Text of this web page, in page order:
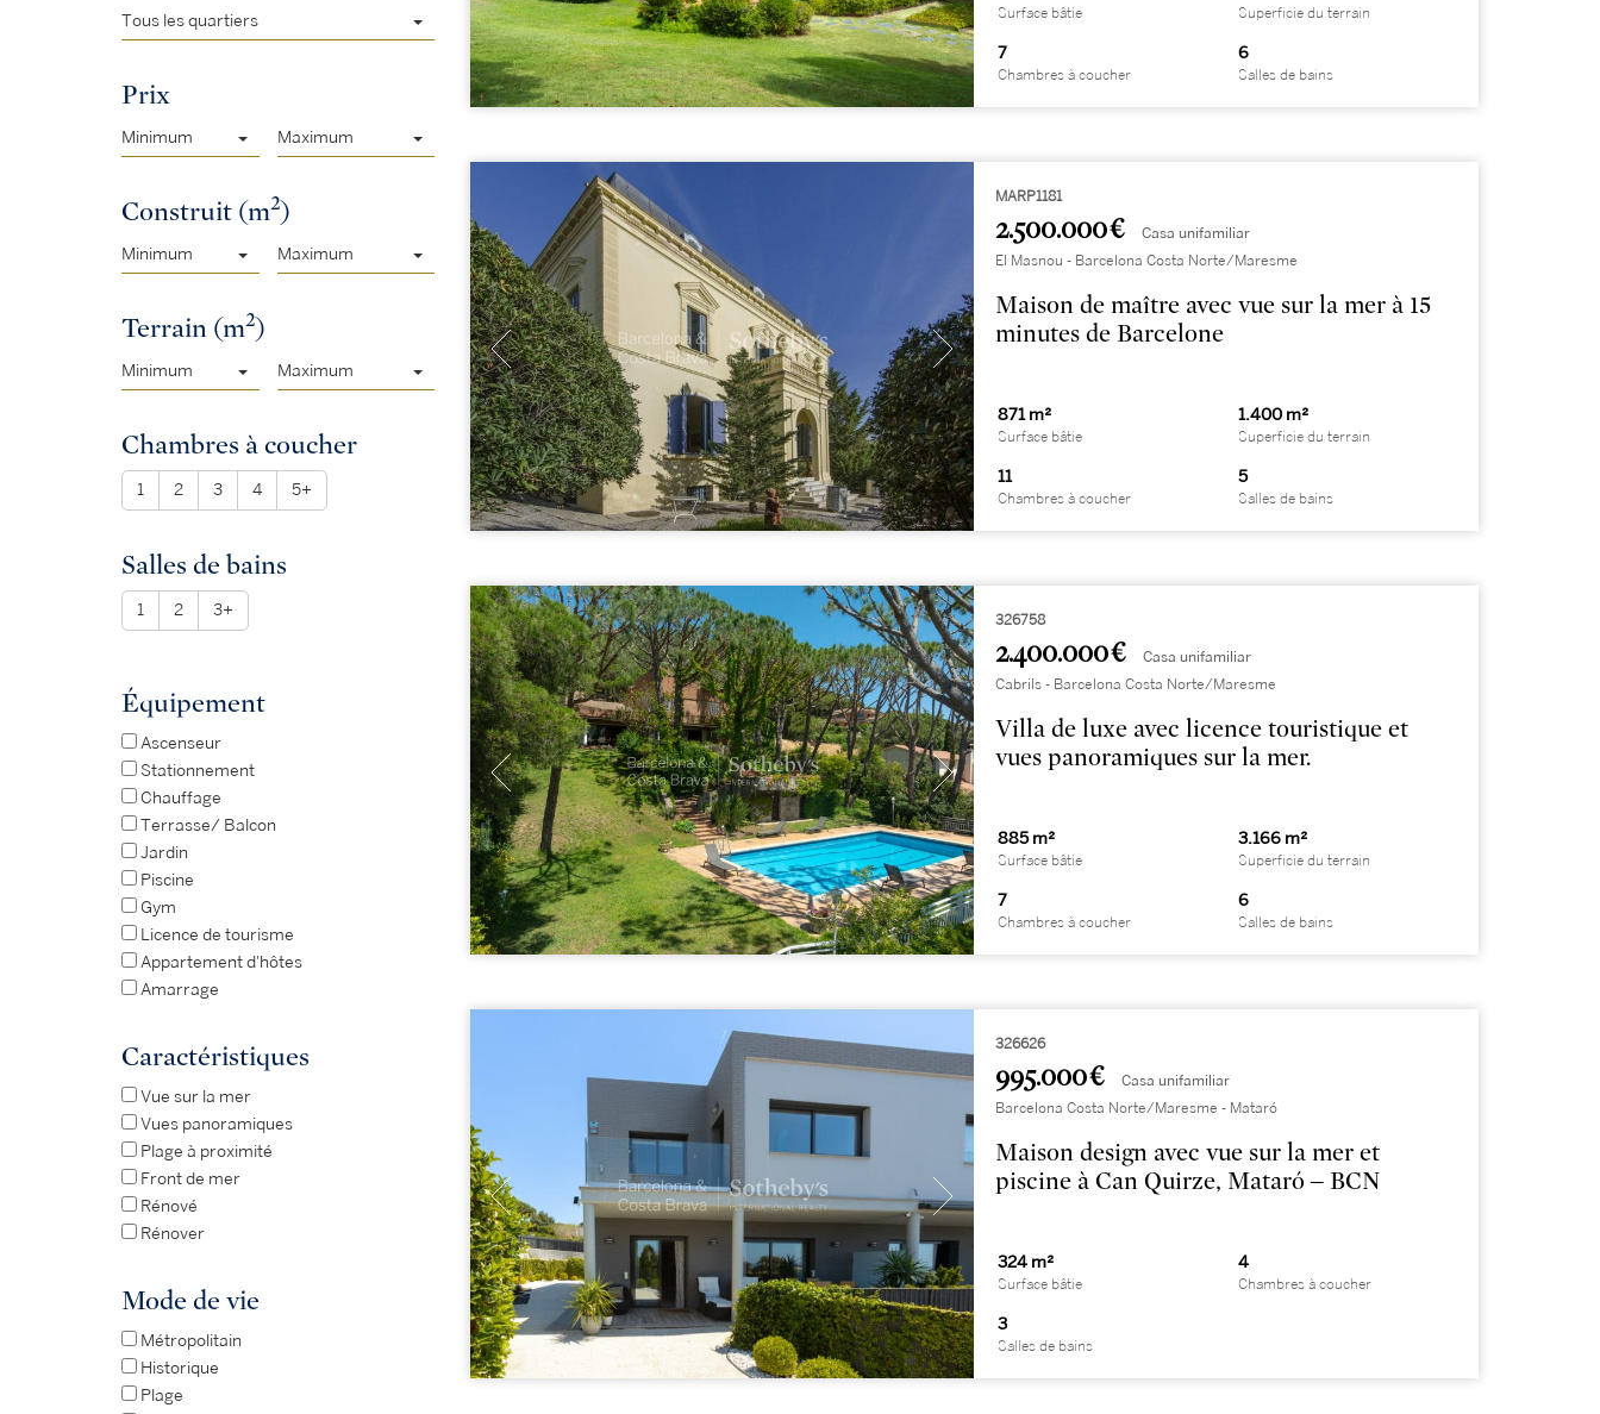
Tous les quartiers
Prix
Minimum Maximum
Construit (m2)
Minimum Maximum
Terrain (m2)
Minimum Maximum
Chambres à coucher
1 2 3 4 5+
Salles de bains
1 2 3+
Équipement
Ascenseur
Stationnement
Chauffage
Terrasse/ Balcon
Jardin
Piscine
Gym
Licence de tourisme
Appartement d'hôtes
Amarrage
Caractéristiques
Vue sur la mer
Vues panoramiques
Plage à proximité
Front de mer
Rénové
Rénover
Mode de vie
Métropolitain
Historique
Plage
Surface bâtie Superficie du terrain
7
Chambres à coucher
6
Salles de bains
MARP1181
2.500.000 € Casa unifamiliar
El Masnou - Barcelona Costa Norte/Maresme
Maison de maître avec vue sur la mer à 15
minutes de Barcelone
871 m²
Surface bâtie
1.400 m²
Superficie du terrain
11
Chambres à coucher
5
Salles de bains
326758
2.400.000 € Casa unifamiliar
Cabrils - Barcelona Costa Norte/Maresme
Villa de luxe avec licence touristique et
vues panoramiques sur la mer.
885 m²
Surface bâtie
3.166 m²
Superficie du terrain
7
Chambres à coucher
6
Salles de bains
326626
995.000 € Casa unifamiliar
Barcelona Costa Norte/Maresme - Mataró
Maison design avec vue sur la mer et
piscine à Can Quirze, Mataró – BCN
324 m²
Surface bâtie
4
Chambres à coucher
3
Salles de bains